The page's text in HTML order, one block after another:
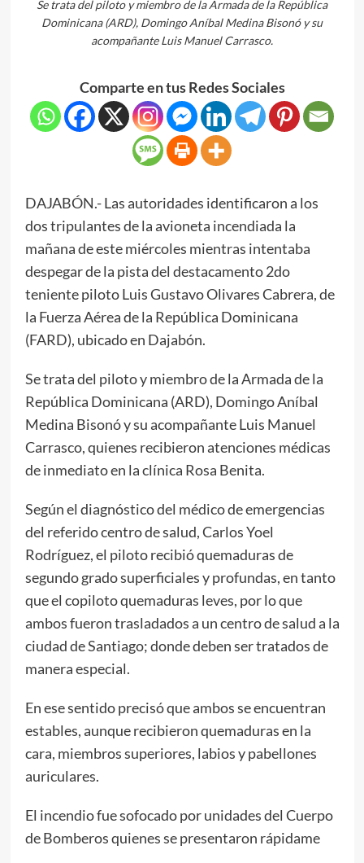
Se trata del piloto y miembro de la Armada de la República
Dominicana (ARD), Domingo Aníbal Medina Bisonó y su
acompañante Luis Manuel Carrasco.
Comparte en tus Redes Sociales
DAJABÓN.- Las autoridades identificaron a los
dos tripulantes de la avioneta incendiada la
mañana de este miércoles mientras intentaba
despegar de la pista del destacamento 2do
teniente piloto Luis Gustavo Olivares Cabrera, de
la Fuerza Aérea de la República Dominicana
(FARD), ubicado en Dajabón.
Se trata del piloto y miembro de la Armada de la
República Dominicana (ARD), Domingo Aníbal
Medina Bisonó y su acompañante Luis Manuel
Carrasco, quienes recibieron atenciones médicas
de inmediato en la clínica Rosa Benita.
Según el diagnóstico del médico de emergencias
del referido centro de salud, Carlos Yoel
Rodríguez, el piloto recibió quemaduras de
segundo grado superficiales y profundas, en tanto
que el copiloto quemaduras leves, por lo que
ambos fueron trasladados a un centro de salud a la
ciudad de Santiago; donde deben ser tratados de
manera especial.
En ese sentido precisó que ambos se encuentran
estables, aunque recibieron quemaduras en la
cara, miembros superiores, labios y pabellones
auriculares.
El incendio fue sofocado por unidades del Cuerpo
de Bomberos quienes se presentaron rápidame